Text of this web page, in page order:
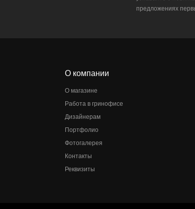
предложениях
О компании
О магазине
Работа в гринофисе
Дизайнерам
Портфолио
Фотогалерея
Контакты
Реквизиты